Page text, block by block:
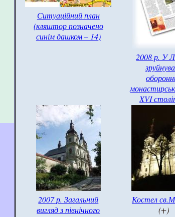
Ситуаційний план
(кляштор позначено
синім дашком – 14)
2008 р. У
XVI
2007 р. Загальний
вигляд з північного
Костел
(+)